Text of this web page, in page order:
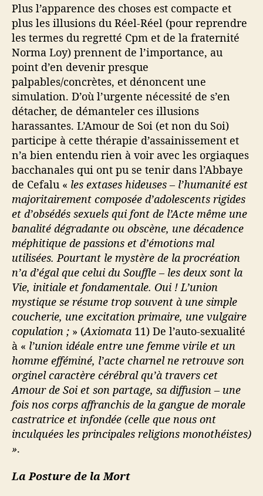
Plus l’apparence des choses est compacte et
plus les illusions du Réel-Réel (pour reprendre
les termes du regretté Cpm et de la fraternité
Norma Loy) prennent de l’importance, au
point d’en devenir presque
palpables/concrètes, et dénoncent une
simulation. D’où l’urgente nécessité de s’en
détacher, de démanteler ces illusions
harassantes. L’Amour de Soi (et non du Soi)
participe à cette thérapie d’assainissement et
n’a bien entendu rien à voir avec les orgiaques
bacchanales qui ont pu se tenir dans l’Abbaye
de Cefalu « les extases hideuses – l’humanité est
majoritairement composée d’adolescents rigides
et d’obsédés sexuels qui font de l’Acte même une
banalité dégradante ou obscène, une décadence
méphitique de passions et d’émotions mal
utilisées. Pourtant le mystère de la procréation
n’a d’égal que celui du Souffle – les deux sont la
Vie, initiale et fondamentale. Oui ! L’union
mystique se résume trop souvent à une simple
coucherie, une excitation primaire, une vulgaire
copulation ; » (Axiomata 11) De l’auto-sexualité
à « l’union idéale entre une femme virile et un
homme efféminé, l’acte charnel ne retrouve son
orginel caractère cérébral qu’à travers cet
Amour de Soi et son partage, sa diffusion – une
fois nos corps affranchis de la gangue de morale
castratrice et infondée (celle que nous ont
inculquées les principales religions monothéistes)
».
La Posture de la Mort